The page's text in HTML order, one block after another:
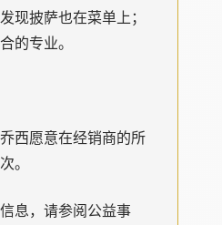
现披萨也在菜单上；
的专业。
西愿意在经销商的所
。
息，请参阅公益事